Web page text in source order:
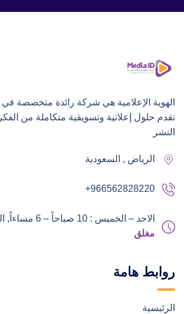
الهوية الإعلامية هي شركة رائدة متخصصة في
نقدم حلول إعلانية وتسويقية متكاملة من
النشر
الرياض , السعودية
+966562828220
الاحد – الخميس : 10 صباحاً – 6 مساءاً,
مغلق
روابط هامة
الرئيسية